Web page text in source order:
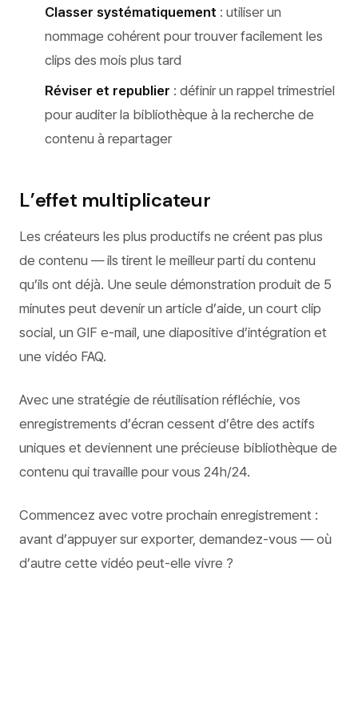
Classer systématiquement : utiliser un
nommage cohérent pour trouver facilement les
clips des mois plus tard
Réviser et republier : définir un rappel trimestriel
pour auditer la bibliothèque à la recherche de
contenu à repartager
L’effet multiplicateur
Les créateurs les plus productifs ne créent pas plus
de contenu — ils tirent le meilleur parti du contenu
qu’ils ont déjà. Une seule démonstration produit de 5
minutes peut devenir un article d’aide, un court clip
social, un GIF e-mail, une diapositive d’intégration et
une vidéo FAQ.
Avec une stratégie de réutilisation réfléchie, vos
enregistrements d’écran cessent d’être des actifs
uniques et deviennent une précieuse bibliothèque de
contenu qui travaille pour vous 24h/24.
Commencez avec votre prochain enregistrement :
avant d’appuyer sur exporter, demandez-vous — où
d’autre cette vidéo peut-elle vivre ?